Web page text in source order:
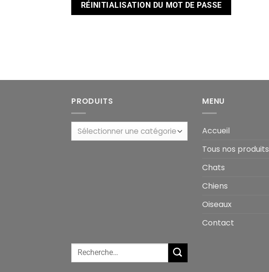
RÉINITIALISATION DU MOT DE PASSE
PRODUITS
Sélectionner une catégorie
MENU
Accueil
Tous nos produits
Chats
Chiens
Oiseaux
Contact